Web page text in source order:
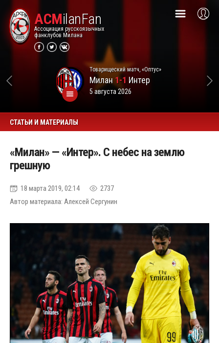
ACMilanFan
Ассоциация русскоязычных
фанклубов Милана
Товарищеский матч, «Оптус»
Милан1-1 Интер
5 августа 2026
СТАТЬИ И МАТЕРИАЛЫ
«Милан» — «Интер». С небес на землю
грешную
18 марта 2019, 02:14
2737
Автор материала: Алексей Сергунин